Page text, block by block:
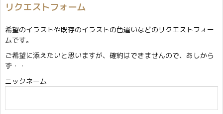
リクエストフォーム
希望のイラストや既存のイラストの色違いなどのリクエストフォー
ムです。
ご希望に添えたいと思いますが、確約はできませんので、あしから
ず・・
ニックネーム